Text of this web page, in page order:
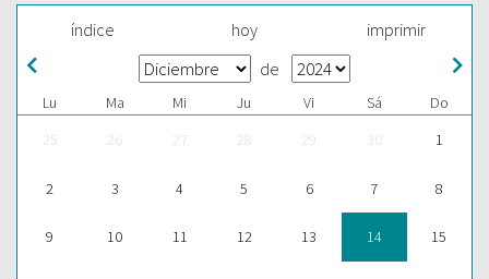
índice hoy imprimir
de
Lu Ma Mi Ju Vi Sá
Do
25
26 27 28 29 30 1
2 3 4 5 6 7 8
9 10 11 12 13 14 15